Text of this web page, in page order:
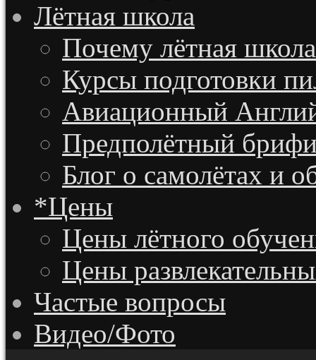
Лётная школа
Почему лётная
Курсы подготовки
Авиационный
Предполётный
Блог о самолётах и
*Цены
Цены лётного
Цены
Частые вопросы
Видео/Фото